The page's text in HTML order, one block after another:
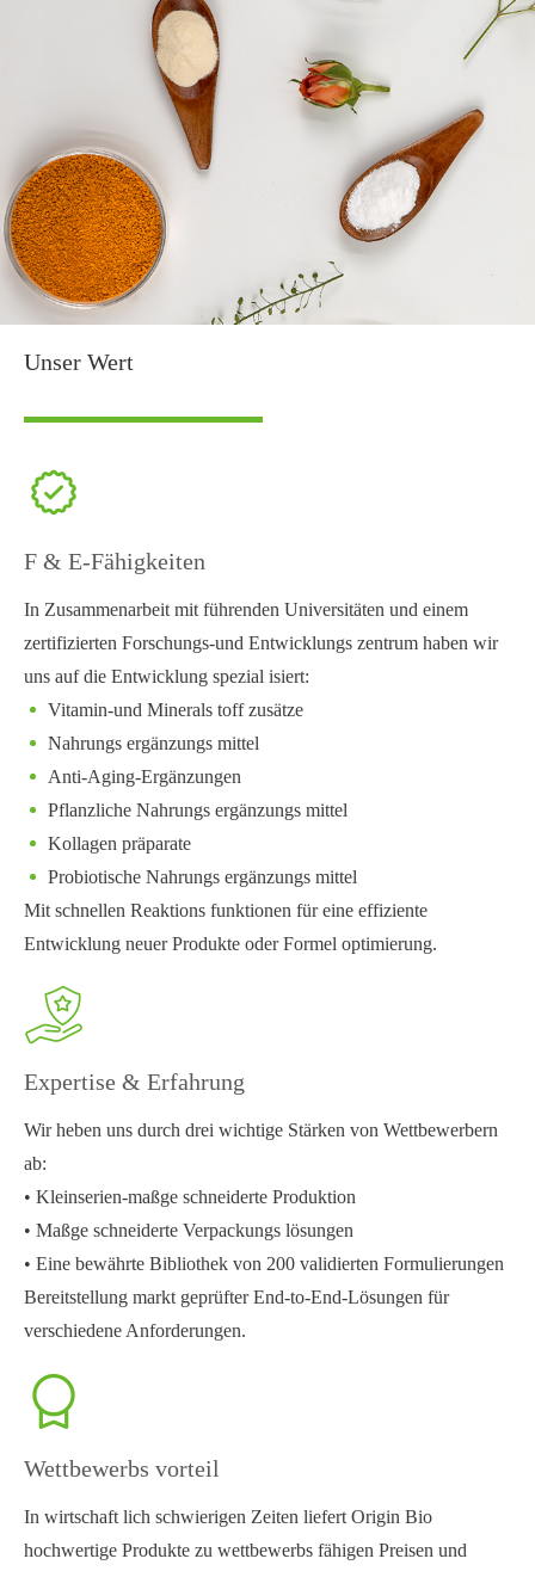
Unser Wert
F & E-Fähigkeiten
In Zusammenarbeit mit führenden Universitäten und einem
zertifizierten Forschungs-und Entwicklungs zentrum haben wir
uns auf die Entwicklung spezial isiert:
Vitamin-und Minerals toff zusätze
Nahrungs ergänzungs mittel
Anti-Aging-Ergänzungen
Pflanzliche Nahrungs ergänzungs mittel
Kollagen präparate
Probiotische Nahrungs ergänzungs mittel
Mit schnellen Reaktions funktionen für eine effiziente
Entwicklung neuer Produkte oder Formel optimierung.
Expertise & Erfahrung
Wir heben uns durch drei wichtige Stärken von Wettbewerbern
ab:
• Kleinserien-maßge schneiderte Produktion
• Maßge schneiderte Verpackungs lösungen
• Eine bewährte Bibliothek von 200 validierten Formulierungen
Bereitstellung markt geprüfter End-to-End-Lösungen für
verschiedene Anforderungen.
Wettbewerbs vorteil
In wirtschaft lich schwierigen Zeiten liefert Origin Bio
hochwertige Produkte zu wettbewerbs fähigen Preisen und